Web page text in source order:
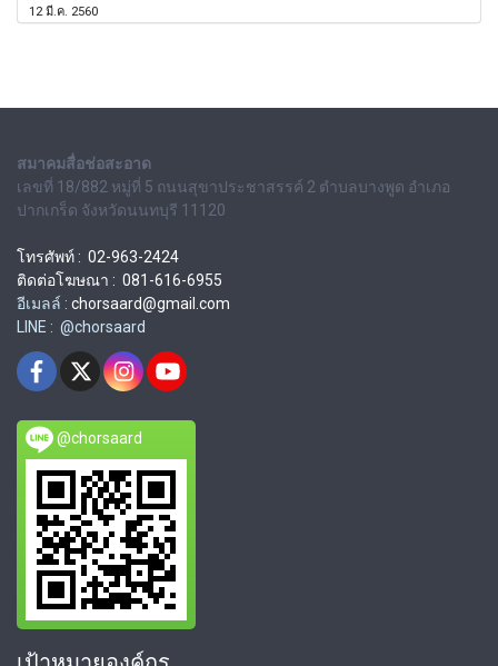
12 มี.ค. 2560
สมาคมสื่อช่อสะอาด
เลขที่ 18/882 หมู่ที่ 5 ถนนสุขาประชาสรรค์ 2 ตำบลบางพูด อำเภอ
ปากเกร็ด จังหวัดนนทบุรี 11120
โทรศัพท์ : 02-963-2424
ติดต่อโฆษณา : 081-616-6955
อีเมลล์ : chorsaard@gmail.com
LINE : @chorsaard
@chorsaard